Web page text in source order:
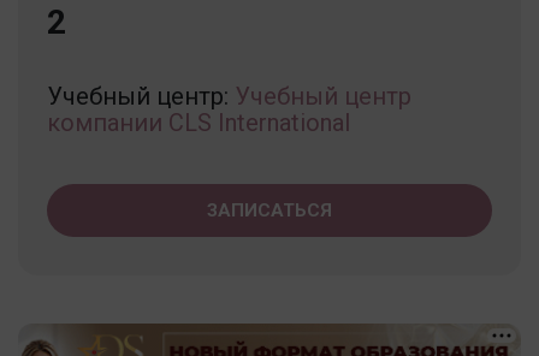
2
Учебный центр: Учебный центр
компании CLS International
ЗАПИСАТЬСЯ